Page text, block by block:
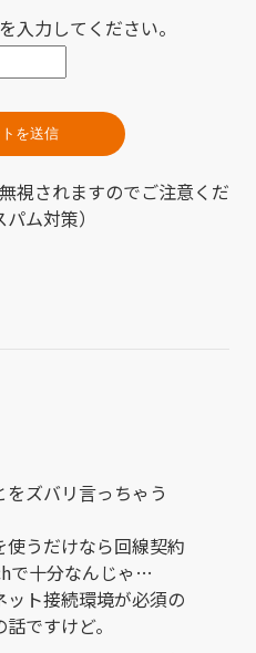
入力してください。
視されますのでご注意くだ
ム対策）
ズバリ言っちゃう
うだけなら回線契約
で十分なんじゃ…
ト接続環境が必須の
ですけど。